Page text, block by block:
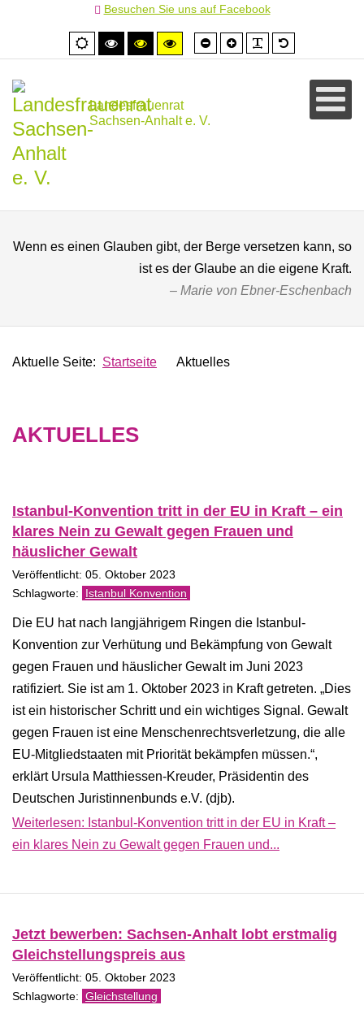
Besuchen Sie uns auf Facebook
Normale
Ansicht
Hoher
Kontrast
Hoher
Kontrast
Hoher
Kontrast
Schrift
kleiner
Schrift
größer
Landesfrauenrat
Sachsen-Anhalt e. V.
Wenn es einen Glauben gibt, der Berge versetzen kann, so
ist es der Glaube an die eigene Kraft.
Marie von Ebner-Eschenbach
Aktuelle Seite: Startseite Aktuelles
AKTUELLES
Istanbul-Konvention tritt in der EU in Kraft – ein
klares Nein zu Gewalt gegen Frauen und
häuslicher Gewalt
Veröffentlicht: 05. Oktober 2023
Istanbul Konvention
Die EU hat nach langjährigem Ringen die Istanbul-
Konvention zur Verhütung und Bekämpfung von Gewalt
gegen Frauen und häuslicher Gewalt im Juni 2023
ratifiziert. Sie ist am 1. Oktober 2023 in Kraft getreten. „Dies
ist ein historischer Schritt und ein wichtiges Signal. Gewalt
gegen Frauen ist eine Menschenrechtsverletzung, die alle
EU-Mitgliedstaaten mit Priorität bekämpfen müssen.“,
erklärt Ursula Matthiessen-Kreuder, Präsidentin des
Deutschen Juristinnenbunds e.V. (djb).
Weiterlesen: Istanbul-Konvention tritt in der EU in Kraft –
ein klares Nein zu Gewalt gegen Frauen und...
Jetzt bewerben: Sachsen-Anhalt lobt erstmalig
Gleichstellungspreis aus
Veröffentlicht: 05. Oktober 2023
Gleichstellung